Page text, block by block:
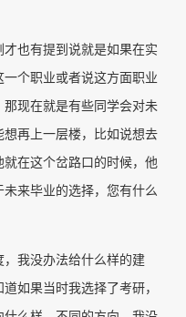
也有提到说就是如果在实
个职业或者说这方面职业
现在就是有些同学会对未
再上一层楼，比如说想去
在这个岔路口的时候，他
来毕业的选择，您有什么
，我没办法给什么样的建
如果当时我选择了考研，